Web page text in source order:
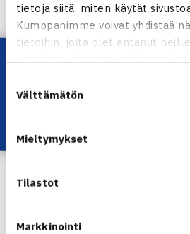
tietoja siitä, miten käytät
Kumppanimme voivat yhdistää
tietoihin, joita olet antanut
valinta
Välttämätön
Mieltymykset
Tilastot
Markkinointi
Naisten 10.000$ ITF-turnaus
12.-19.6.2011 Alkmaar, Hollanti
Nelinpeli
1.kierrosta: Cecilia Estlander/Lina
Johanna Hyöty/Polina
Alkmaarin ITF-turnaukset
Lataa OmaTennis!